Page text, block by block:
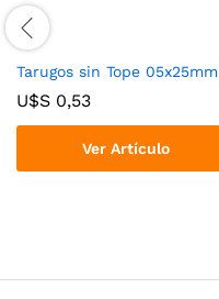
Tarugos sin Tope 05x25mm
U$S 0,53
Ver Artículo